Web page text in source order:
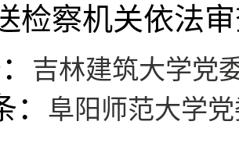
检察机关依法
吉林建筑大学党
： 阜阳师范大学